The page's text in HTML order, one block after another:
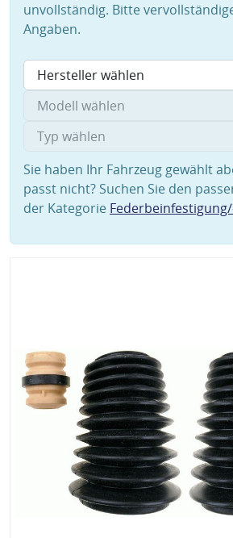
unvollständig. Bitte
Angaben.
Sie haben Ihr Fahrzeug gewählt
passt nicht? Suchen Sie den
der Kategorie